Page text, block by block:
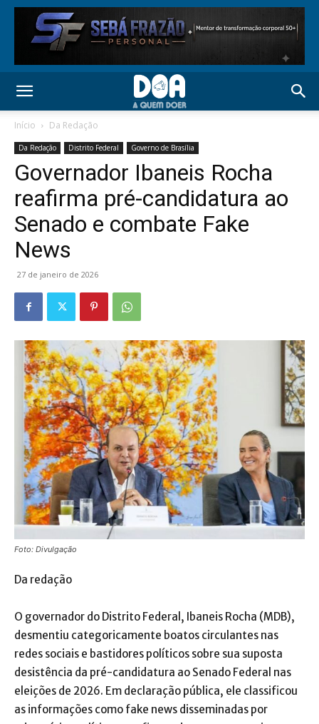
Início Da Redação
Da Redação Distrito Federal Governo de Brasília
Governador Ibaneis Rocha
reafirma pré-candidatura ao
Senado e combate Fake
News
27 de janeiro de 2026
Foto: Divulgação
Da redação
O governador do Distrito Federal, Ibaneis Rocha (MDB),
desmentiu categoricamente boatos circulantes nas
redes sociais e bastidores políticos sobre sua suposta
desistência da pré-candidatura ao Senado Federal nas
eleições de 2026. Em declaração pública, ele classificou
as informações como fake news disseminadas por